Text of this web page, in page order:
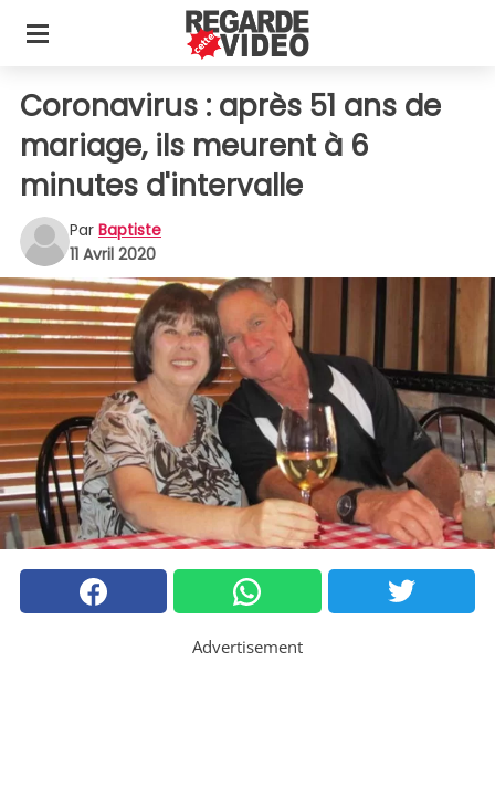
Coronavirus : après 51 ans de
mariage, ils meurent à 6
minutes d'intervalle
Par Baptiste
11 Avril 2020
Advertisement